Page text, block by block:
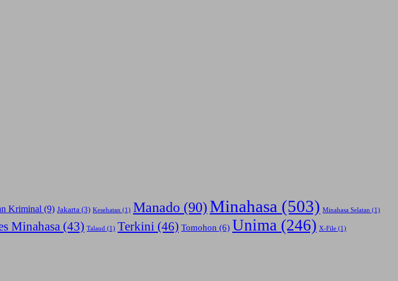
Kriminal (9) Jakarta (3) Kesehatan (1) Manado (90) Minahasa (503) Minahasa Selatan (1)
Minahasa (43) Talaud (1) Terkini (46) Tomohon (6) Unima (246) X-File (1)